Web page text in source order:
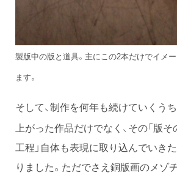
製版中の版と道具。主にこの2本だけでイメ
ます。
そして、制作を何年も続けていくう
上がった作品だけでなく、その「版そ
工程」自体も表現に取り込んでいき
りました。ただでさえ銅版画のメゾ